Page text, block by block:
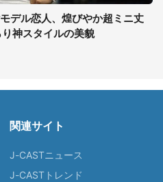
デル恋人、煌びやか超ミニ丈
神スタイルの美貌
関連サイト
J-CASTニュース
J-CASTトレンド